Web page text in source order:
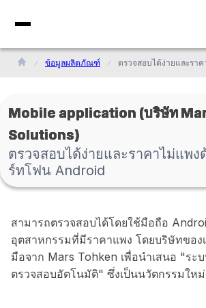
ข้อมูลผลิตภัณฑ์
Mobile application (บริษัท
Solutions)
ตรวจสอบได้ง่ายและราคาไม่แพง
ร์ทโฟน Android
สามารถตรวจสอบได้โดยใช้มือถือ
อุตสาหกรรมที่มีราคาแพง โดยบริษัทของ
มือจาก Mars Tohken เพื่อนำเสนอ "ระ
ตรวจสอบอัตโนมัติ" ซึ่งเป็นนวัตกรรมใหม่